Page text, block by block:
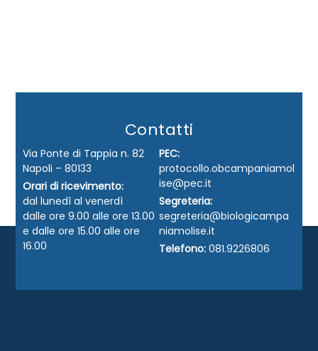
Contatti
Via Ponte di Tappia n. 82
Napoli – 80133
Orari di ricevimento:
dal lunedì al venerdì
dalle ore 9.00 alle ore 13.00
e dalle ore 15.00 alle ore
16.00
PEC:
protocollo.obcampaniamol
ise@pec.it
Segreteria:
segreteria@biologicampa
niamolise.it
Telefono: 081.9226806